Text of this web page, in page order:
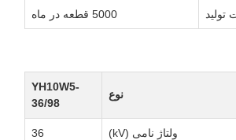
5000 قطعه در ماه
نوع
YH10W5-
36/98
ولتاژ نامی (kV) 36